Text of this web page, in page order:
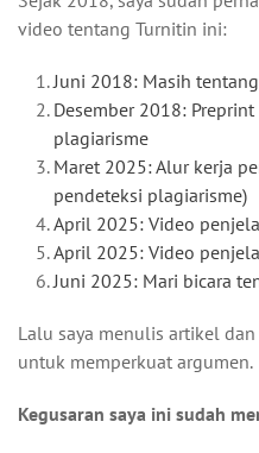
video tentang Turnitin ini:
Juni 2018: Masih
Desember 2018:
plagiarisme
Maret 2025: Alur kerja
pendeteksi plagiarisme)
April 2025: Video
April 2025: Video
Juni 2025: Mari bicara
Lalu saya menulis artikel
untuk memperkuat argumen.
Kegusaran saya ini sudah